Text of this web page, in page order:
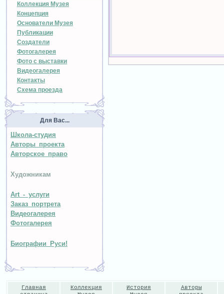
Коллекция Музея
Концепция
Основатели Музея
Публикации
Создатели
Фотогалерея
Фото с выставки
Видеогалерея
Контакты
Схема проезда
Для Вас...
Школа-студия
Авторы проекта
Авторское право
Художникам
Art - услуги
Заказ портрета
Видеогалерея
Фотогалерея
Биографии Руси!
Главная
Коллекция
История
Авторы